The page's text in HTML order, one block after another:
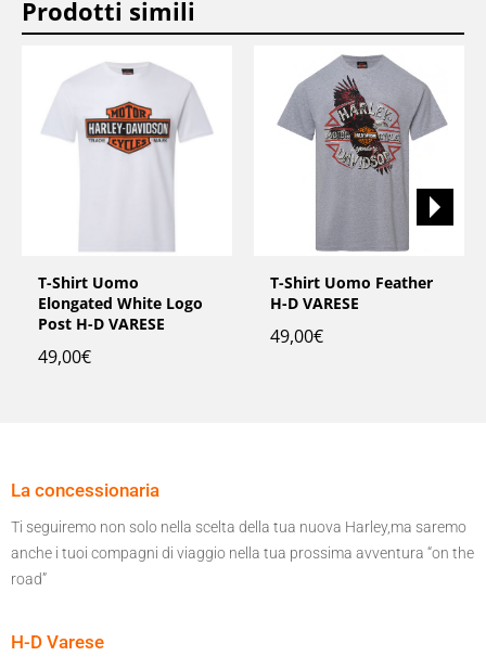
Prodotti simili
T-Shirt Uomo
Elongated White Logo
Post H-D VARESE
49,00€
T-Shirt Uomo Feather
H-D VARESE
49,00€
La concessionaria
Ti seguiremo non solo nella scelta della tua nuova Harley,ma saremo
anche i tuoi compagni di viaggio nella tua prossima avventura “on the
road”
H-D Varese